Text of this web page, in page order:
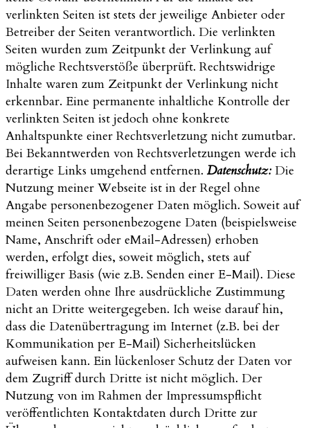
verlinkten Seiten ist stets der jeweilige Anbieter oder
Betreiber der Seiten verantwortlich. Die verlinkten
Seiten wurden zum Zeitpunkt der Verlinkung auf
mögliche Rechtsverstöße überprüft. Rechtswidrige
Inhalte waren zum Zeitpunkt der Verlinkung nicht
erkennbar. Eine permanente inhaltliche Kontrolle der
verlinkten Seiten ist jedoch ohne konkrete
Anhaltspunkte einer Rechtsverletzung nicht zumutbar.
Bei Bekanntwerden von Rechtsverletzungen werde ich
derartige Links umgehend entfernen. Datenschutz: Die
Nutzung meiner Webseite ist in der Regel ohne
Angabe personenbezogener Daten möglich. Soweit auf
meinen Seiten personenbezogene Daten (beispielsweise
Name, Anschrift oder eMail-Adressen) erhoben
werden, erfolgt dies, soweit möglich, stets auf
freiwilliger Basis (wie z.B. Senden einer E-Mail). Diese
Daten werden ohne Ihre ausdrückliche Zustimmung
nicht an Dritte weitergegeben. Ich weise darauf hin,
dass die Datenübertragung im Internet (z.B. bei der
Kommunikation per E-Mail) Sicherheitslücken
aufweisen kann. Ein lückenloser Schutz der Daten vor
dem Zugriff durch Dritte ist nicht möglich. Der
Nutzung von im Rahmen der Impressumspflicht
veröffentlichten Kontaktdaten durch Dritte zur